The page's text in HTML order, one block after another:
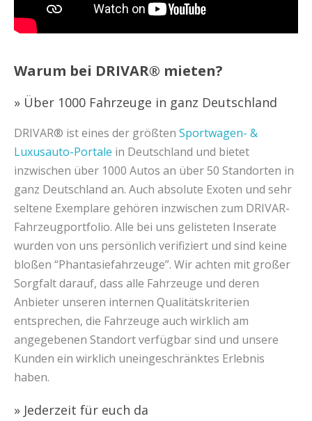
Warum bei DRIVAR® mieten?
» Über 1000 Fahrzeuge in ganz Deutschland
DRIVAR® ist eines der größten Sportwagen- &
Luxusauto-Portale in Deutschland und bietet
inzwischen über 1000 Autos an über 50 Standorten in
ganz Deutschland an. Auch absolute Exoten und sehr
seltene Exemplare gehören inzwischen zum DRIVAR-
Fahrzeugportfolio. Alle bei uns gelisteten Inserate
wurden von uns persönlich verifiziert und sind keine
bloßen “Phantasiefahrzeuge”. Wir achten mit großer
Sorgfalt darauf, dass alle Fahrzeuge und deren
Anbieter unseren internen Qualitätskriterien
entsprechen, die Fahrzeuge auch wirklich am
angegebenen Standort verfügbar sind und unsere
Kunden ein wirklich uneingeschränktes Erlebnis
haben.
» Jederzeit für euch da